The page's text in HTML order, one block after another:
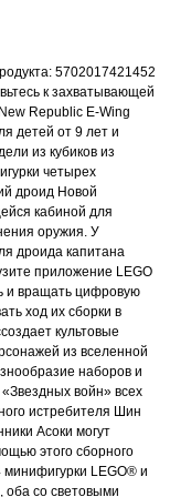
5702017421452
к захватывающей
Republic E-Wing
детей от 9 лет и
из кубиков из
четырех
дроид Новой
кабиной для
оружия. У
дроида капитана
приложение LEGO
и вращать цифровую
ход их сборки в
культовые
из вселенной
наборов и
войн» всех
истребителя Шин
Асоки могут
этого сборного
минифигурки LEGO® и
со световыми